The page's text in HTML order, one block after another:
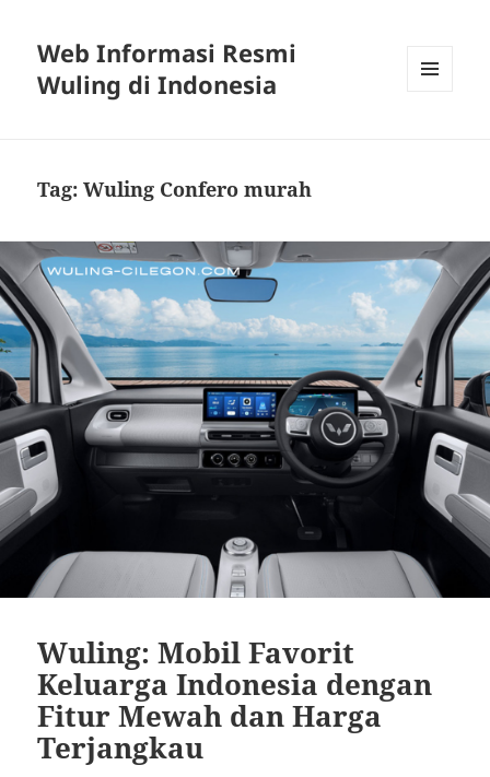
Web Informasi Resmi
Wuling di Indonesia
Tag:Wuling Confero murah
Wuling: Mobil Favorit
Keluarga Indonesia dengan
Fitur Mewah dan Harga
Terjangkau